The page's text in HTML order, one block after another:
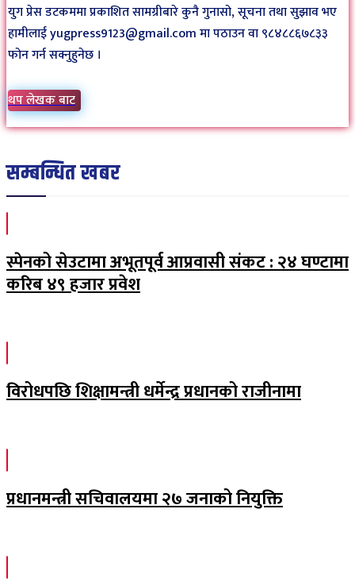
युग प्रेस डटकममा प्रकाशित सामग्रीबारे कुनै गुनासो, सूचना तथा सुझाव भए
हामीलाई yugpress9123@gmail.com मा पठाउन वा ९८४८८६७८३३
फोन गर्न सक्नुहुनेछ ।
थप लेखक बाट
सम्बन्धित खबर
स्पेनको सेउटामा अभूतपूर्व आप्रवासी संकट : २४ घण्टामा
करिब ४९ हजार प्रवेश
विरोधपछि शिक्षामन्त्री धर्मेन्द्र प्रधानको राजीनामा
प्रधानमन्त्री सचिवालयमा २७ जनाको नियुक्ति